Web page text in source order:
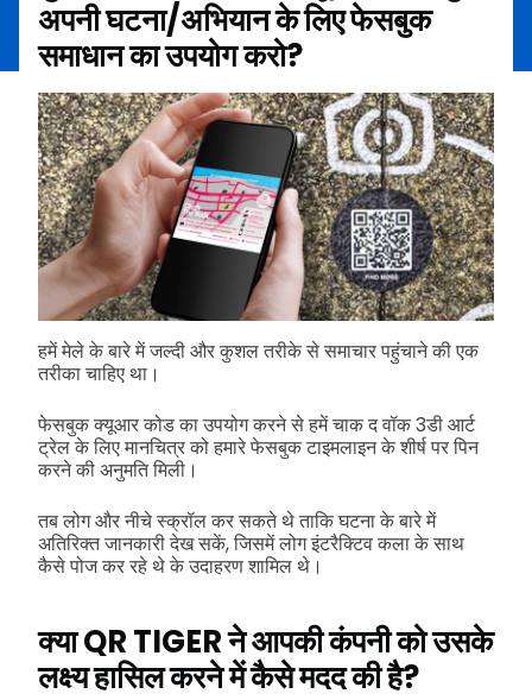
अपनी घटना/अभियान के लिए फेसबुक
समाधान का उपयोग करो?
हमें मेले के बारे में जल्दी और कुशल तरीके से समाचार पहुंचाने की एक
तरीका चाहिए था।
फेसबुक क्यूआर कोड का उपयोग करने से हमें चाक द वॉक 3डी आर्ट
ट्रेल के लिए मानचित्र को हमारे फेसबुक टाइमलाइन के शीर्ष पर पिन
करने की अनुमति मिली।
तब लोग और नीचे स्क्रॉल कर सकते थे ताकि घटना के बारे में
अतिरिक्त जानकारी देख सकें, जिसमें लोग इंटरैक्टिव कला के साथ
कैसे पोज कर रहे थे के उदाहरण शामिल थे।
क्या QR TIGER ने आपकी कंपनी को उसके
लक्ष्य हासिल करने में कैसे मदद की है?